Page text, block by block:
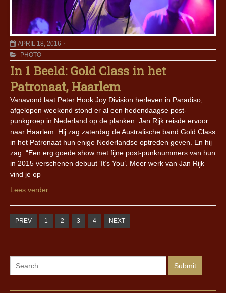
APRIL 18, 2016
PHOTO
In 1 Beeld: Gold Class in het
Patronaat, Haarlem
Vanavond laat Peter Hook Joy Division herleven in Paradiso,
afgelopen weekend stond er al een hedendaagse post-
punkgroep in Nederland op de planken. Jan Rijk reisde ervoor
naar Haarlem. Hij zag zaterdag de Australische band Gold Class
in het Patronaat hun enige Nederlandse optreden geven. En hij
zag: “Een erg goede show met fijne post-punknummers van hun
in 2015 verschenen debuut ‘It’s You’. Meer werk van Jan Rijk
vind je op
Lees verder..
PREV 1 2 3 4 NEXT